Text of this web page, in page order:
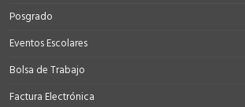
Posgrado
Eventos Escolares
Bolsa de Trabajo
Factura Electrónica